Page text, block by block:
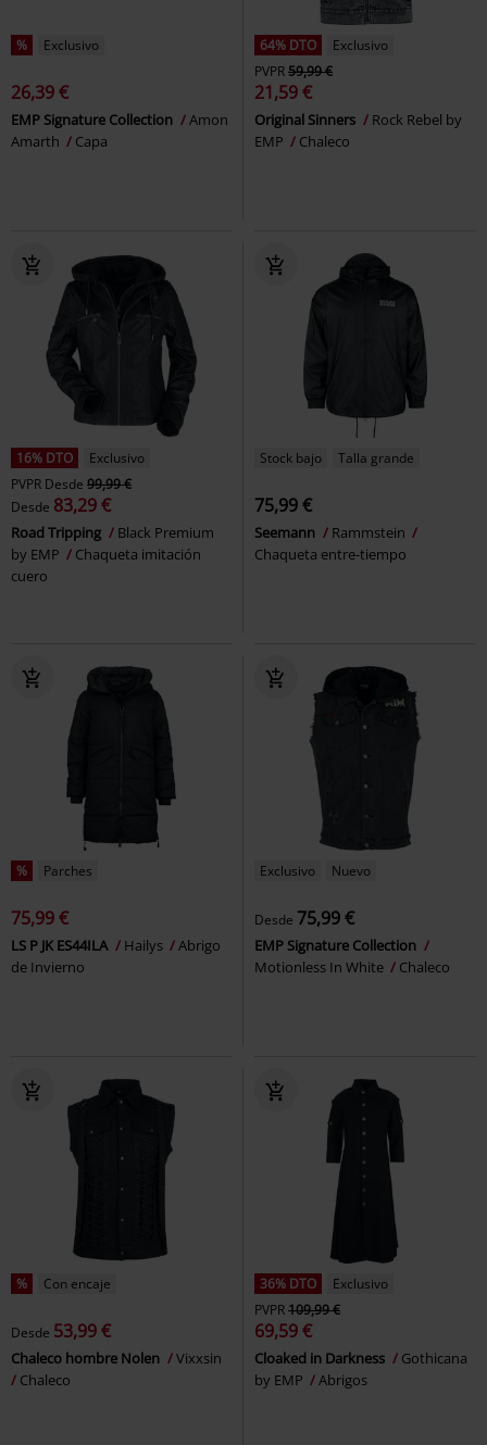
% Exclusivo
26,39 €
EMP Signature Collection
Amon
Amarth
Capa
64% DTO
Exclusivo
PVPR59,99 €
21,59 €
Original Sinners
Rock Rebel by
EMP
Chaleco
16% DTO
Exclusivo
PVPR Desde 99,99 €
Desde 83,29 €
Road Tripping
Black Premium
by EMP
Chaqueta imitación
cuero
Stock bajo Talla grande
75,99 €
Seemann
Rammstein
Chaqueta entre-tiempo
% Parches
75,99 €
LS P JK ES44ILA Hailys
Abrigo
de Invierno
Exclusivo Nuevo
Desde 75,99 €
EMP Signature Collection
Motionless In White
Chaleco
% Con encaje
Desde 53,99 €
Chaleco hombre Nolen
Vixxsin
Chaleco
36% DTO
Exclusivo
PVPR109,99 €
69,59 €
Cloaked in Darkness
Gothicana
by EMP
Abrigos